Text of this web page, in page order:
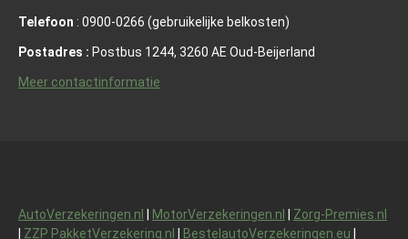
Telefoon : 0900-0266 (gebruikelijke belkosten)
Postadres : Postbus 1244, 3260 AE Oud-Beijerland
Meer contactinformatie
AutoVerzekeringen.nl | MotorVerzekeringen.nl | Zorg-Premies.nl
| ZZP PakketVerzekering.nl | BestelautoVerzekeringen.eu |